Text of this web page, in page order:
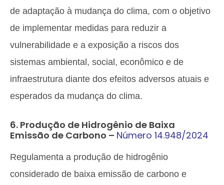
de adaptação à mudança do clima, com o objetivo
de implementar medidas para reduzir a
vulnerabilidade e a exposição a riscos dos
sistemas ambiental, social, econômico e de
infraestrutura diante dos efeitos adversos atuais e
esperados da mudança do clima.
6. Produção de Hidrogênio de Baixa
Emissão de Carbono – Número 14.948/2024
Regulamenta a produção de hidrogênio
considerado de baixa emissão de carbono e